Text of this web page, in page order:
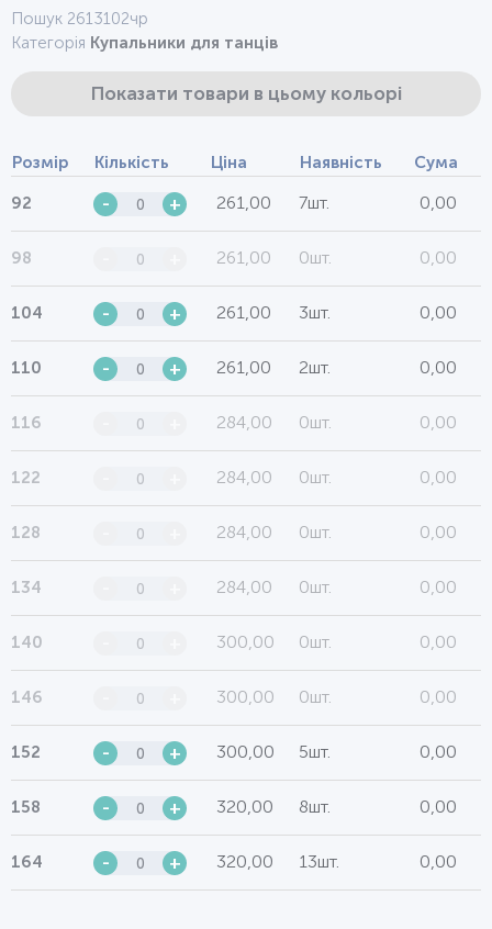
Пошук 2613102чр
Категорія Купальники для танців
Показати товари в цьому кольорі
Розмір Кількість Ціна Наявність Сума
92 - + 261,00 7шт. 0,00
98 261,00 0шт. 0,00
104 - + 261,00 3шт. 0,00
110 - + 261,00 2шт. 0,00
116 284,00 0шт. 0,00
122 284,00 0шт. 0,00
128 284,00 0шт. 0,00
134 284,00 0шт. 0,00
140 300,00 0шт. 0,00
146 300,00 0шт. 0,00
152 - + 300,00 5шт. 0,00
158 - + 320,00 8шт. 0,00
164 - + 320,00 13шт. 0,00